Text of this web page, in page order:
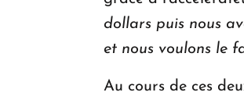
dollars puis nous
et nous voulons le
Au cours de ces